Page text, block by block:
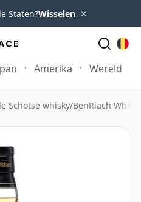
Staten?Wisselen ×
Amerika Wereld
Schotse whisky/BenRiach